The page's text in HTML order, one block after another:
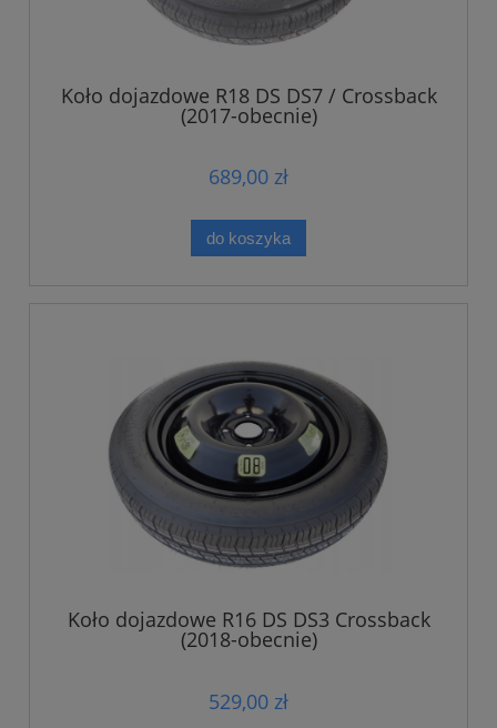
Koło dojazdowe R18 DS DS7 / Crossback
(2017-obecnie)
689,00 zł
do koszyka
Koło dojazdowe R16 DS DS3 Crossback
(2018-obecnie)
529,00 zł